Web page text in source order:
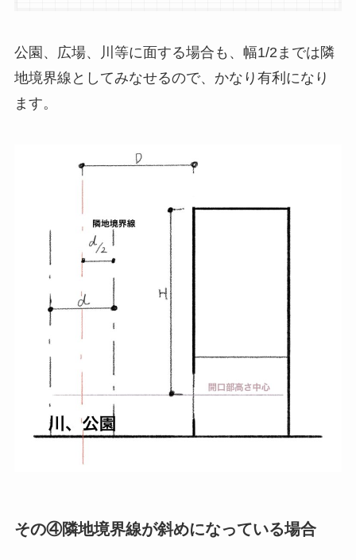
公園、広場、川等に面する場合も、幅1/2までは隣
地境界線としてみなせるので、かなり有利になり
ます。
その④隣地境界線が斜めになっている場合